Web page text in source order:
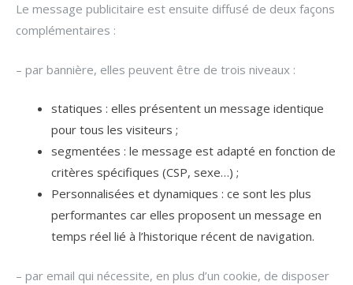
Le message publicitaire est ensuite diffusé de deux façons
complémentaires :
– par bannière, elles peuvent être de trois niveaux :
statiques : elles présentent un message identique
pour tous les visiteurs ;
segmentées : le message est adapté en fonction de
critères spécifiques (CSP, sexe…) ;
Personnalisées et dynamiques : ce sont les plus
performantes car elles proposent un message en
temps réel lié à l’historique récent de navigation.
– par email qui nécessite, en plus d’un cookie, de disposer